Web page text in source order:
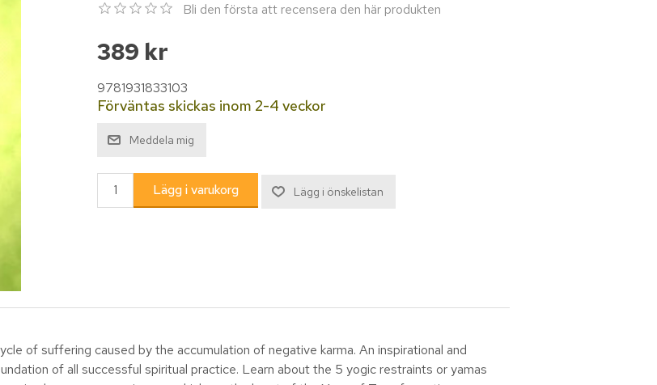
Bli den första att recensera den här produkten
389 kr
9781931833103
Förväntas skickas inom 2-4 veckor
of suffering caused by the accumulation of negative karma. An inspirational and
of all successful spiritual practice. Learn about the 5 yogic restraints or yamas